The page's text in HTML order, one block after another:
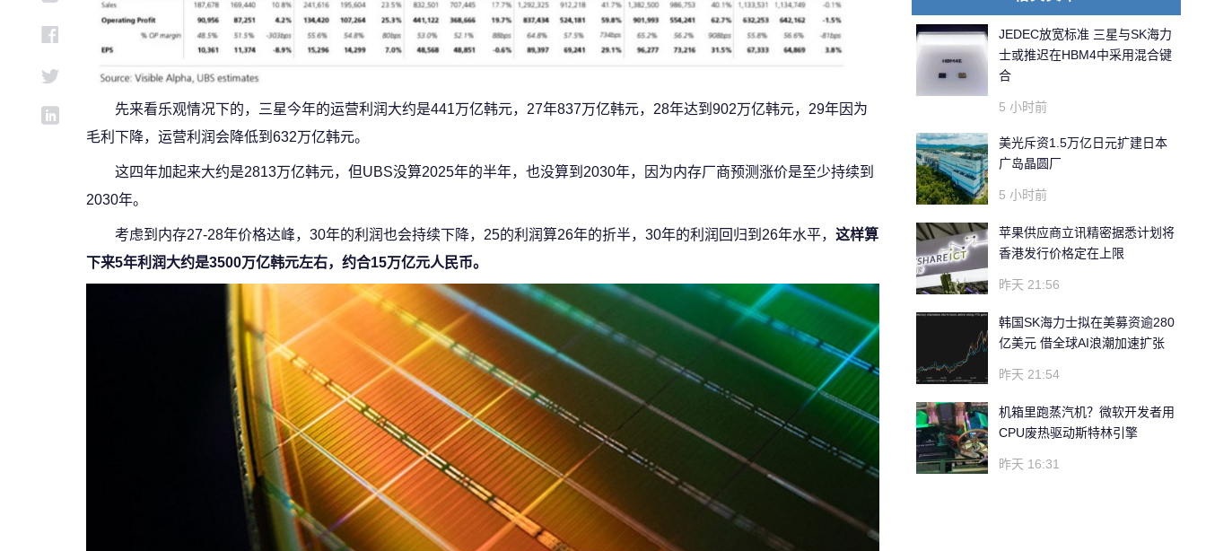
先来看乐观情况下的，三星今年的运营利润大约是441万亿韩元，27年837万亿韩元，28年达到902万亿韩元，29年因为
毛利下降，运营利润会降低到632万亿韩元。
这四年加起来大约是2813万亿韩元，但UBS没算2025年的半年，也没算到2030年，因为内存厂商预测涨价是至少持续到
2030年。
考虑到内存27-28年价格达峰，30年的利润也会持续下降，25的利润算26年的折半，30年的利润回归到26年水平， 这样算
下来5年利润大约是3500万亿韩元左右，约合15万亿元人民币。
JEDEC放宽标准 三星与SK海力
士或推迟在HBM4中采用混合键
合
5 小时前
美光斥资1.5万亿日元扩建日本
广岛晶圆厂
5 小时前
苹果供应商立讯精密据悉计划将
香港发行价格定在上限
昨天 21:56
韩国SK海力士拟在美募资逾280
亿美元 借全球AI浪潮加速扩张
昨天 21:54
机箱里跑蒸汽机？微软开发者用
CPU废热驱动斯特林引擎
昨天 16:31